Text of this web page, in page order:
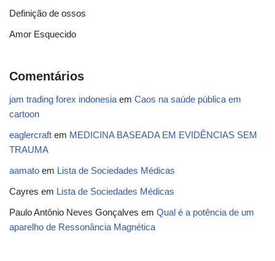
Definição de ossos
Amor Esquecido
Comentários
jam trading forex indonesia em Caos na saúde pública em
cartoon
eaglercraft em MEDICINA BASEADA EM EVIDÊNCIAS SEM
TRAUMA
aamato em Lista de Sociedades Médicas
Cayres em Lista de Sociedades Médicas
Paulo Antônio Neves Gonçalves em Qual é a potência de um
aparelho de Ressonância Magnética